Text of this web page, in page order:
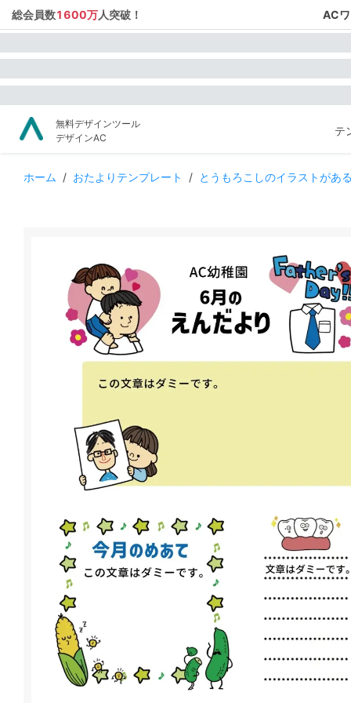
総会員数1600万人突破！ AC
無料デザインツール
デザインAC
テ
ホーム / おたよりテンプレート / とうもろこしのイラストがあ